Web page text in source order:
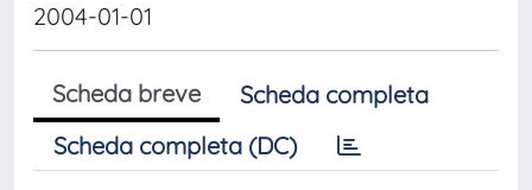
2004-01-01
Scheda breve
Scheda completa
Scheda completa (DC)